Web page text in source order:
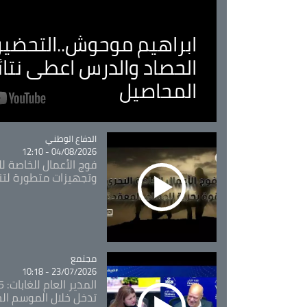
ابراهيم
الحصاد والدرس اعطى
المحاصيل
Catégorie
الدفاع الوطني
04/08/2026 - 12:10
فوج الأعمال الخاصة
وتجهيزات متطورة
Catégorie
مجتمع
23/07/2026 - 10:18
تدخل خلال الموسم